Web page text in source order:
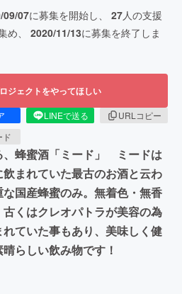
09/07に募集を開始し、 27人の支援
め、 2020/11/13に募集を終了しま
ジェクトをやってほしい
LINEで送る
URLコピー
ド
、蜂蜜酒「ミード」 ミードは
まれていた最古のお酒と云わ
国産蜂蜜のみ。無着色・無香
くはクレオパトラが美容の為
ていた事もあり、美味しく健
らしい飲み物です！